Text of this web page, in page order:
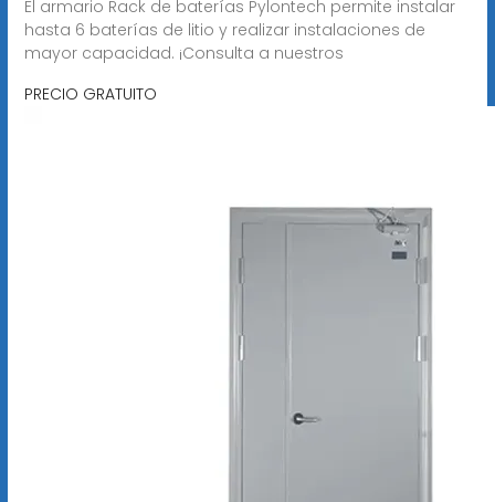
El armario Rack de baterías Pylontech permite instalar
hasta 6 baterías de litio y realizar instalaciones de
mayor capacidad. ¡Consulta a nuestros
PRECIO GRATUITO